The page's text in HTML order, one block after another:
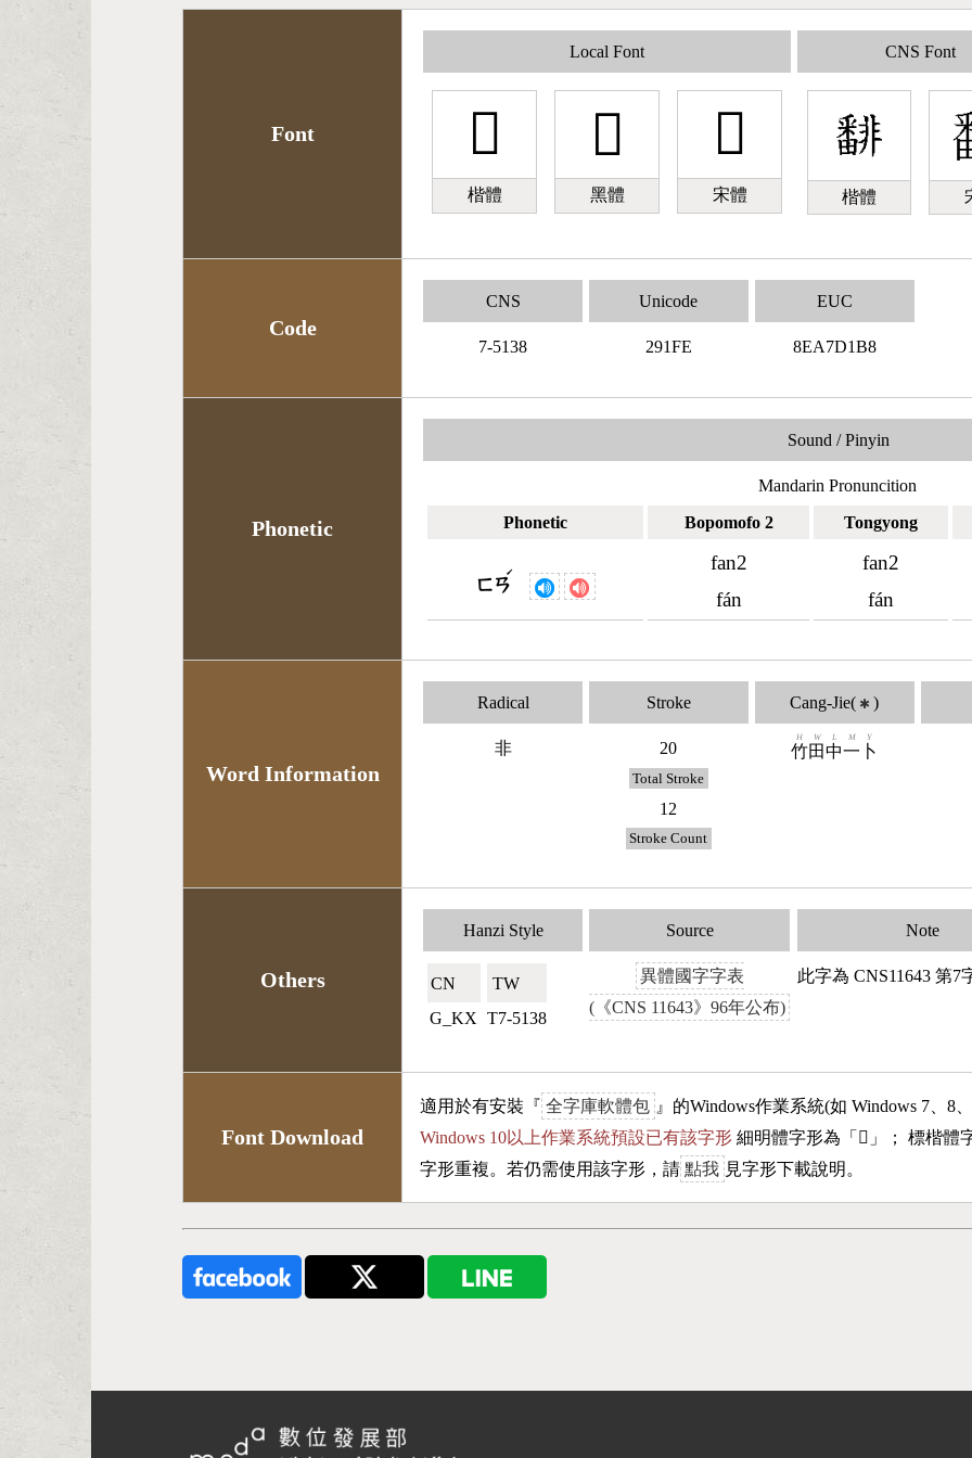
Font
Local Font
𩇾
楷體
𩇾
黑體
𩇾
宋體
CNS Font
楷體
Code
CNS
7-5138
Unicode
291FE
EUC
8EA7D1B8
Phonetic
Sound / Pinyin
Mandarin Pronuncition
Phonetic
Bopomofo 2 Tongyong
ㄈㄢ
ˊ
fan2
fán
fan2
fán
Word Information
Radical
非
Stroke
20
Total Stroke
12
Stroke Count
Cang-Jie( ✱ )
竹
H
田
W
中
L
一
M
卜
Y
Others
Hanzi Style
CN🇨🇳
G_KX
TW🇹🇼
T7-5138
Source
異體國字字表
(《CNS 11643》96年公布)
Note
此字為 CNS11643 第7
Font Download
適用於有安裝『 全字庫軟體包 』的Windows作業系統(如 Windows 7、8
Windows 10以上作業系統預設已有該字形 細明體字形為「 𩇾 」； 標楷體
字形重複。若仍需使用該字形，請 點我 見字形下載說明。